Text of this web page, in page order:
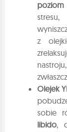
z
Olejek
sobie
libido,